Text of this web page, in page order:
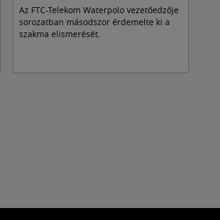
Az FTC-Telekom Waterpolo vezetőedzője
sorozatban másodszor érdemelte ki a
szakma elismerését.